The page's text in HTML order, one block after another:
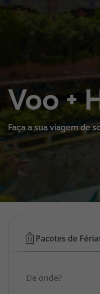
Pacotes de Férias
Cruzeiros
Promoções
Especialistas
Cheque Viagem
Voo +
Faça a sua viagem de
Voos
Low
Cost
Pacotes de